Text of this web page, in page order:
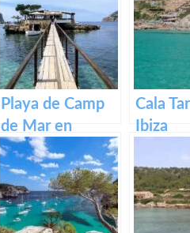
Playa de Camp
de Mar en
Mallorca
Cala
Ibiza